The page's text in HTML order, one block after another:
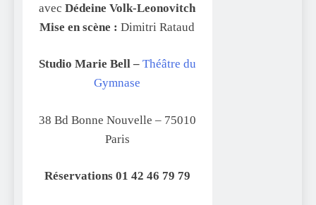
avecDédeine Volk-Leonovitch
Mise en scène :Dimitri Rataud
Studio Marie Bell – Théâtre du
Gymnase
38 Bd Bonne Nouvelle – 75010
Paris
Réservations 01 42 46 79 79